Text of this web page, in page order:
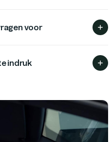
voor
indruk